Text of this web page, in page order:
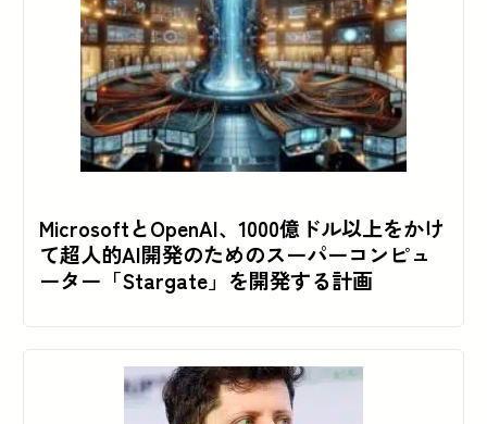
MicrosoftとOpenAI、1000億ドル以上をかけ
て超人的AI開発のためのスーパーコンピュ
ーター「Stargate」を開発する計画